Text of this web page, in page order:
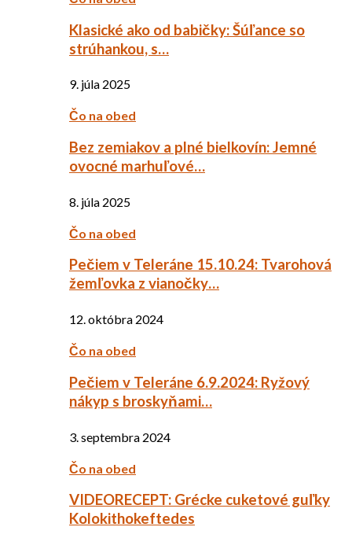
Klasické ako od babičky: Šúľance so
strúhankou, s…
9. júla 2025
Čo na obed
Bez zemiakov a plné bielkovín: Jemné
ovocné marhuľové…
8. júla 2025
Čo na obed
Pečiem v Teleráne 15.10.24: Tvarohová
žemľovka z vianočky…
12. októbra 2024
Čo na obed
Pečiem v Teleráne 6.9.2024: Ryžový
nákyp s broskyňami…
3. septembra 2024
Čo na obed
VIDEORECEPT: Grécke cuketové guľky
Kolokithokeftedes